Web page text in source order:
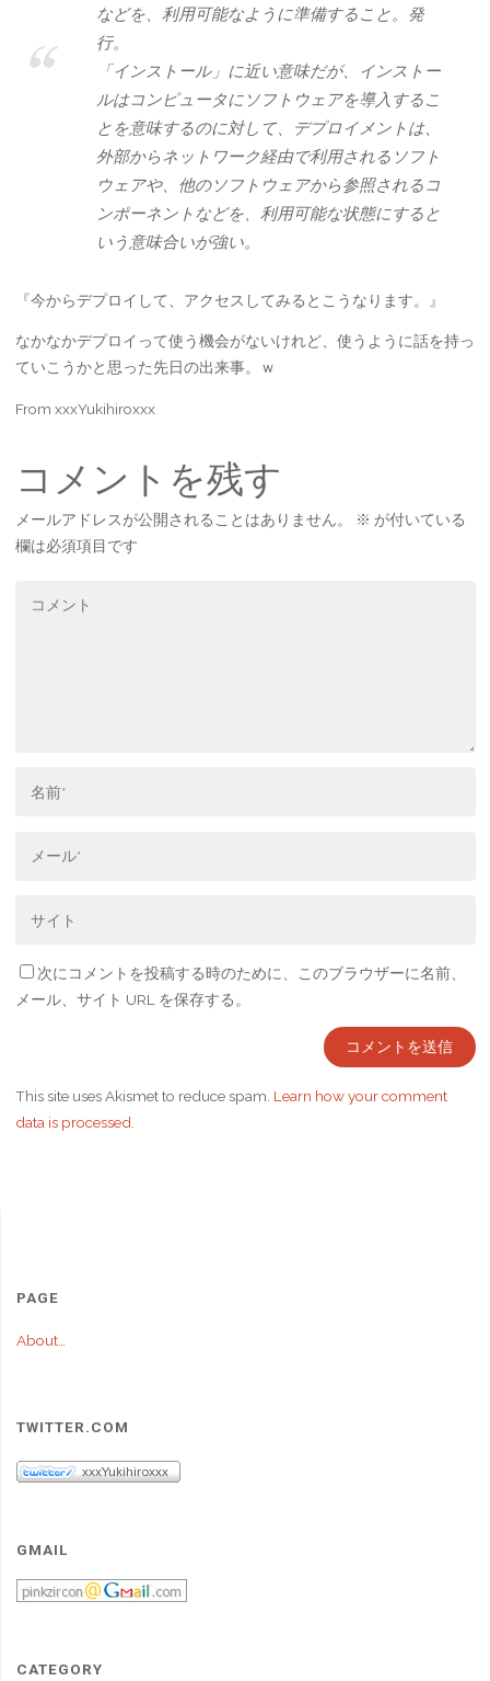
などを、利用可能なように準備すること。発
行。
「インストール」に近い意味だが、インストー
ルはコンピュータにソフトウェアを導入するこ
とを意味するのに対して、デプロイメントは、
外部からネットワーク経由で利用されるソフト
ウェアや、他のソフトウェアから参照されるコ
ンポーネントなどを、利用可能な状態にすると
いう意味合いが強い。
『今からデプロイして、アクセスしてみるとこうなります。』
なかなかデプロイって使う機会がないけれど、使うように話を持っ
ていこうかと思った先日の出来事。ｗ
From xxxYukihiroxxx
コメントを残す
メールアドレスが公開されることはありません。 ※ が付いている
欄は必須項目です
次にコメントを投稿する時のために、このブラウザーに名前、
メール、サイト URL を保存する。
This site uses Akismet to reduce spam. Learn how your comment
data is processed.
PAGE
About…
TWITTER.COM
GMAIL
CATEGORY